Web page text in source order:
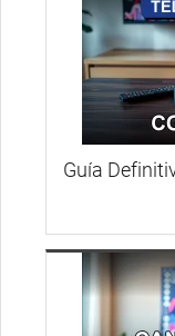
Guía